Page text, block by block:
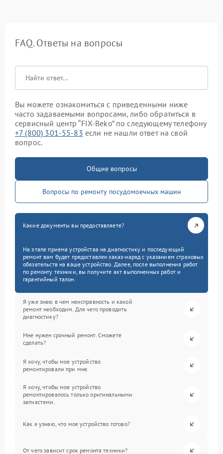
FAQ. Ответы на вопросы
Вы можете ознакомиться с приведенными ниже
часто задаваемыми вопросами, либо обратиться в
сервисный центр “FIX-Beko” по следующему телефону
+7 (800) 301-55-83 если не нашли ответ на свой
вопрос.
Общие вопросы
Вопросы по ремонту посудомоечных машин
Какие документы вы предоставляете?
На этапе приема устройства на диагностику и последующий
ремонт вам будет предоставлен заказ-наряд с указанием страховых
обязательств на ваше устройство. Далее, после выполнения работ
по ремонту техники, вы получите акт выполненных работ и
гарантийный талон.
Я уже знаю в чем неисправность и какой
ремонт необходим. Для чего проводить
диагностику?
Мне нужен срочный ремонт. Сможете
сделать?
Я хочу, чтобы мое устройство
ремонтировали при мне.
Я хочу, чтобы мое устройство
ремонтировалось только оригинальными
запчастями.
Как я узнаю, что мое устройство готово?
От чего зависит срок ремонта техники?